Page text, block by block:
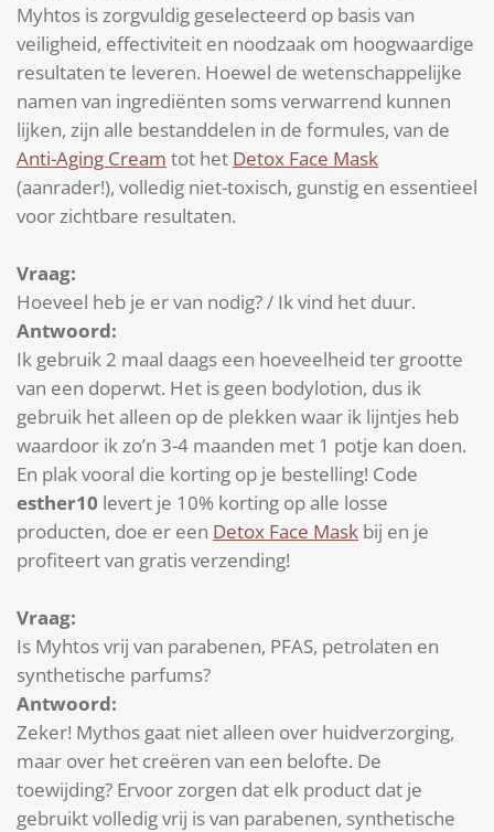
Myhtos is zorgvuldig geselecteerd op basis van
veiligheid, effectiviteit en noodzaak om hoogwaardige
resultaten te leveren. Hoewel de wetenschappelijke
namen van ingrediënten soms verwarrend kunnen
lijken, zijn alle bestanddelen in de formules, van de
Anti-Aging Cream tot het Detox Face Mask
(aanrader!), volledig niet-toxisch, gunstig en essentieel
voor zichtbare resultaten.
Vraag:
Hoeveel heb je er van nodig? / Ik vind het duur.
Antwoord:
Ik gebruik 2 maal daags een hoeveelheid ter grootte
van een doperwt. Het is geen bodylotion, dus ik
gebruik het alleen op de plekken waar ik lijntjes heb
waardoor ik zo’n 3-4 maanden met 1 potje kan doen.
En plak vooral die korting op je bestelling! Code
esther10 levert je 10% korting op alle losse
producten, doe er een Detox Face Mask bij en je
profiteert van gratis verzending!
Vraag:
Is Myhtos vrij van parabenen, PFAS, petrolaten en
synthetische parfums?
Antwoord:
Zeker! Mythos gaat niet alleen over huidverzorging,
maar over het creëren van een belofte. De
toewijding? Ervoor zorgen dat elk product dat je
gebruikt volledig vrij is van parabenen, synthetische